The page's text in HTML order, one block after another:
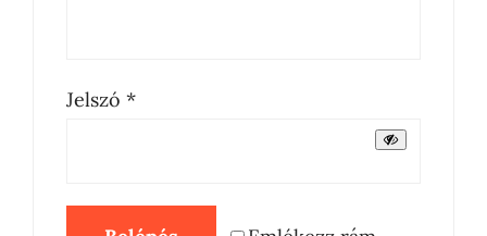
Jelszó *Kötelező